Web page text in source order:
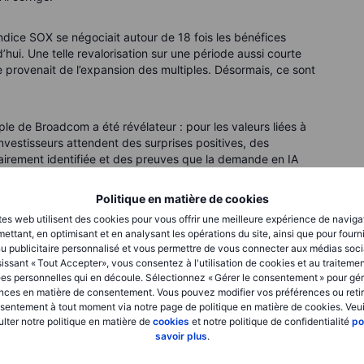
Politique en matière de cookies
web utilisent des cookies pour vous offrir une meilleure expérience de
en optimisant et en analysant les opérations du site, ainsi que pour
publicitaire personnalisé et vous permettre de vous connecter aux médias
« Tout Accepter», vous consentez à l'utilisation de cookies et au
personnelles qui en découle. Sélectionnez « Gérer le consentement » pour
en matière de consentement. Vous pouvez modifier vos préférences ou
à tout moment via notre page de politique en matière de cookies.
notre politique en matière de cookies et notre politique de confidentialité
savoir plus.
SOX se négociait autour de 18 fois les bénéfices
Une telle revalorisation sur une période aussi courte
de l’expansion des multiples. Désormais, ce sont
de Broadcom a été révélateur : pour les valeurs liées à
attendent des surprises positives, des
identifiée et des preuves que la demande en IA
marché commence également à se demander qui
les infrastructures IA. Les initiatives de financement
que l’IA n’est pas seulement une histoire de
en capitaux. Les investisseurs accordent
à la discipline en matière de dépenses d’investissement,
données américaines plus solides repoussent l’idée d’un
lorsque les valorisations sont déjà